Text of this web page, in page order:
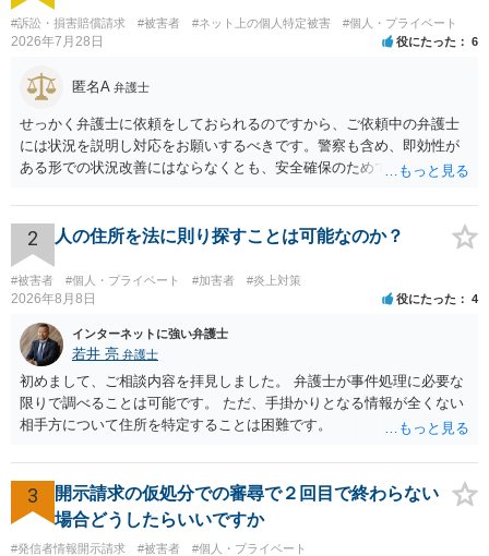
#訴訟・損害賠償請求 #被害者 #ネット上の個人特定被害 #個人・プライベート
2026年7月28日 役にたった 6
匿名A 弁護士
せっかく弁護士に依頼をしておられるのですから、ご依頼中の弁護士
には状況を説明し対応をお願いするべきです。警察も含め、即効性が
ある形での状況改善にはならなくとも、安全確保のためできることは
2 人の住所を法に則り探すことは可能なのか？
#被害者 #個人・プライベート #加害者 #炎上対策
2026年8月8日 役にたった 4
インターネットに強い弁護士
若井 亮 弁護士
初めまして、ご相談内容を拝見しました。 弁護士が事件処理に必要な
限りで調べることは可能です。 ただ、手掛かりとなる情報が全くない
相手方について住所を特定することは困難です。
3
開示請求の仮処分での審尋で２回目で終わらない
場合どうしたらいいですか
#発信者情報開示請求 #被害者 #個人・プライベート